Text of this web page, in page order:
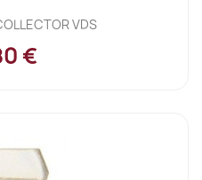
VDS
€